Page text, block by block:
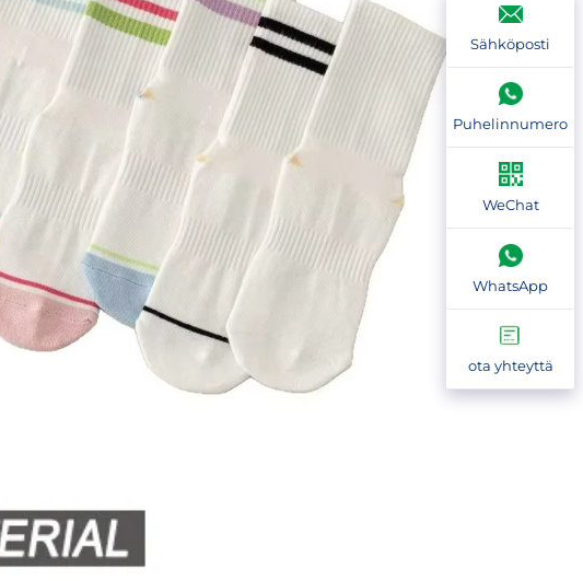
Sähköposti
Puhelinnumero
WeChat
WhatsApp
ota yhteyttä